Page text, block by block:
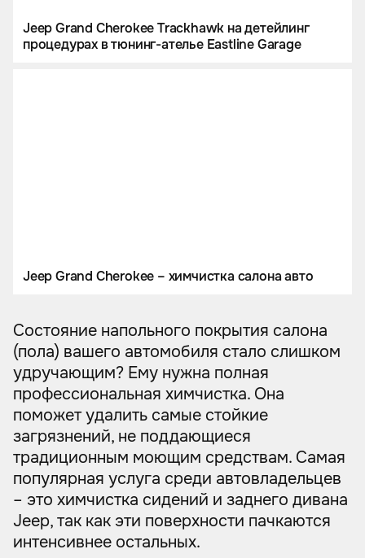
Jeep Grand Cherokee Trackhawk на детейлинг
процедурах в тюнинг-ателье Eastline Garage
Jeep Grand Cherokee – химчистка салона авто
Состояние напольного покрытия салона
(пола) вашего автомобиля стало слишком
удручающим? Ему нужна полная
профессиональная химчистка. Она
поможет удалить самые стойкие
загрязнений, не поддающиеся
традиционным моющим средствам. Самая
популярная услуга среди автовладельцев
– это химчистка сидений и заднего дивана
Jeep, так как эти поверхности пачкаются
интенсивнее остальных.